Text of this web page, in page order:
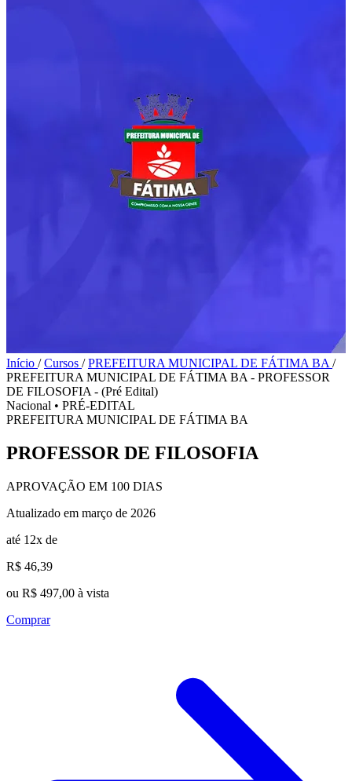
Início / Cursos / PREFEITURA MUNICIPAL DE FÁTIMA BA /
PREFEITURA MUNICIPAL DE FÁTIMA BA - PROFESSOR
DE FILOSOFIA - (Pré Edital)
Nacional • PRÉ-EDITAL
PREFEITURA MUNICIPAL DE FÁTIMA BA
PROFESSOR DE FILOSOFIA
APROVAÇÃO EM 100 DIAS
Atualizado em março de 2026
até 12x de
R$ 46,39
ou R$ 497,00 à vista
Comprar